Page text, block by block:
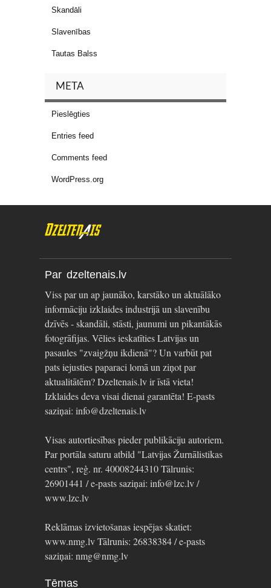
Skandāli
Slavenības
Tautas Balss
META
Pieslēgties
Entries feed
Comments feed
WordPress.org
Par dzeltenais.lv
Viss par un ap jaunāko, karstāko un aktuālāko
informāciju izklaides industrijā un slavenību
dzīvēs - skandāli, stāsti, jaunumi un pikantākās
fotogrāfijas. Vēlies ieskatīties Latvijas un
pasaules "zvaigžņu ikdienā"? Un varbūt pat
pats iejusties paparaci lomā un ziņot par
aktualitātēm? Dzeltenais.lv ir īstā vieta!
Izklaides deva visai dienai garantēta! E-pasts
saziņai: info@dzeltenais.lv
Visas autortiesības pieder publikāciju autoriem.
Par portāla saturu atbild "Latvijas Žurnālistikas
centrs", reģ. nr. 40008244310 Tālrunis:
26901441 / e-pasts saziņai: info@lzc.lv /
www.lzc.lv
Reklāmas izvietošanas iespējas skatiet:
www.nmg.lv Tālrunis: 26838384 / e-pasts
saziņai: nmg@nmg.lv
Tēmas